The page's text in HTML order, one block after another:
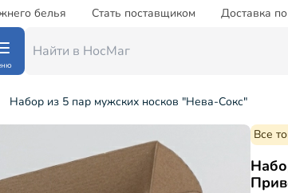
белья Стать поставщиком Доставка
Набор из 5 пар мужских носков "Нева-Сокс"
Все